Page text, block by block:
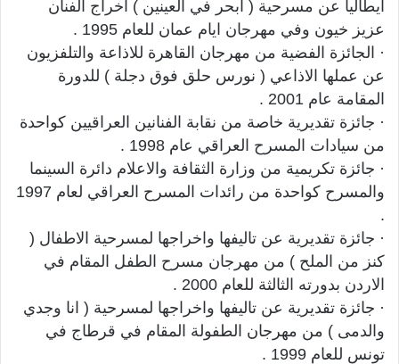
ايطاليا عن مسرحية ( ابحر في العينين ) اخراج الفنان
عزيز خيون وفي مهرجان ايام عمان للعام 1995 .
· الجائزة الفضية من مهرجان القاهرة للاذاعة والتلفزيون
عن عملها الاذاعي ( نورس حلق فوق دجلة ) للدورة
المقامة عام 2001 .
· جائزة تقديرية خاصة من نقابة الفنانين العراقيين كواحدة
من سيادات المسرح العراقي عام 1998 .
· جائزة تكريمية من وزارة الثقافة والاعلام دائرة السينما
والمسرح كواحدة من رائدات المسرح العراقي لعام 1997
.
· جائزة تقديرية عن تاليفها واخراجها لمسرحية الاطفال (
كنز من الملح ) من مهرجان مسرح الطفل المقام في
الاردن بدورته الثالثة للعام 2000 .
· جائزة تقديرية عن تاليفها واخراجها لمسرحية ( انا وجدي
والدمى ) من مهرجان الطفولة المقام في قرطاج في
تونس للعام 1999 .